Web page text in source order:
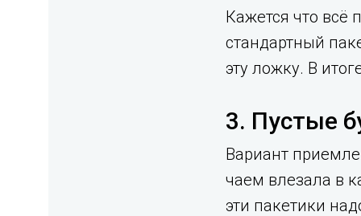
Кажется что всё
стандартный
эту ложку. В
3. Пустые
Вариант
чаем влезала в
эти пакетики